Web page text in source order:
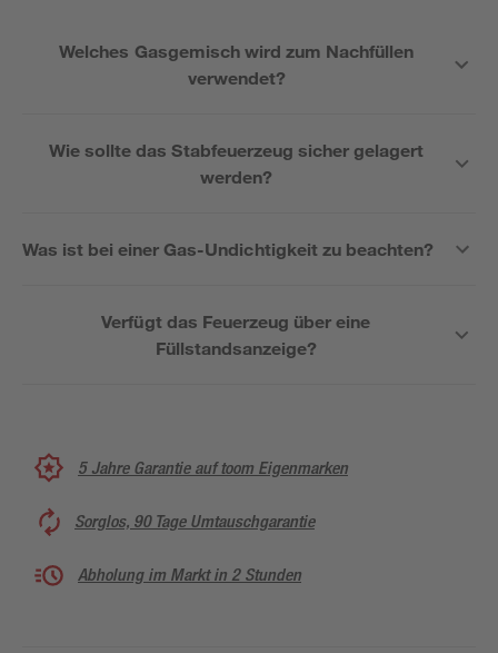
Welches Gasgemisch wird zum Nachfüllen
verwendet?
Wie sollte das Stabfeuerzeug sicher gelagert
werden?
Was ist bei einer Gas-Undichtigkeit zu beachten?
Verfügt das Feuerzeug über eine
Füllstandsanzeige?
5 Jahre Garantie auf toom Eigenmarken
Sorglos, 90 Tage Umtauschgarantie
Abholung im Markt in 2 Stunden